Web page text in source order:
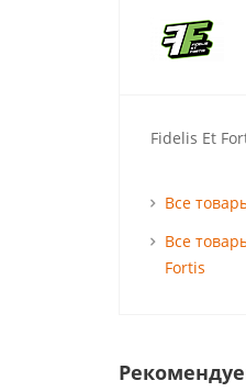
Fidelis Et
Все
Все
Fortis